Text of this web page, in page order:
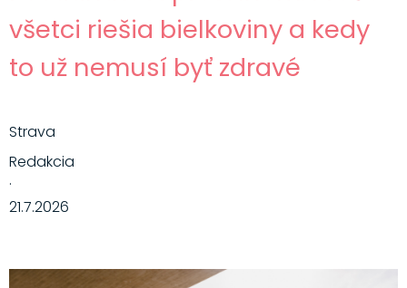
všetci riešia bielkoviny a kedy
to už nemusí byť zdravé
Strava
Redakcia
·
21.7.2026